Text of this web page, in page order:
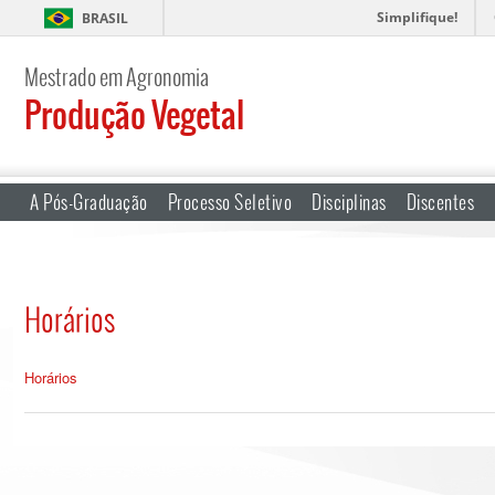
BRASIL Simplifique!
Mestrado em Agronomia
Produção Vegetal
A Pós-Graduação Processo Seletivo Disciplinas Discentes
Horários
Horários